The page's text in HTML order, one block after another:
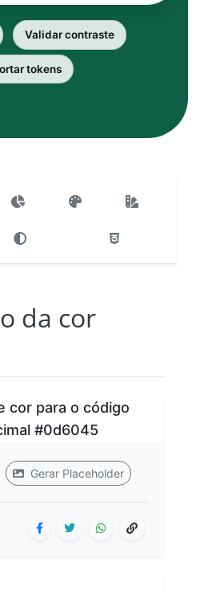
Validar contraste
tokens
da cor
Gerar Placeholder